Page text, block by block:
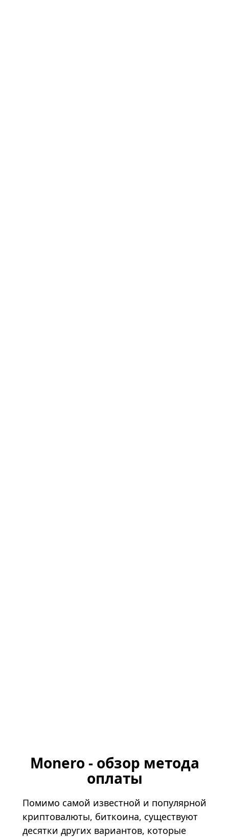
Monero - обзор метода
оплаты
Помимо самой известной и популярной
криптовалюты, биткоина, существуют
десятки других вариантов, которые